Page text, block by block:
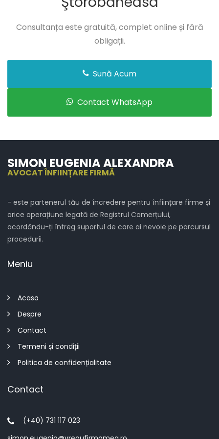
Consultanța este gratuită, complet online și fără
obligații.
Sună Acum
Contact WhatsApp
SIMON EUGENIA ALEXANDRA
AVOCAT ÎNFIINȚARE FIRMĂ
- este partenerul tău de încredere pentru înființare firme și
orice operațiune legată de Registrul Comerțului,
acordându-ți întreg suportul de care ai nevoie pe parcursul
procedurii.
Meniu
Acasa
Despre
Contact
Termeni și condiții
Politica de confidențialitate
Contact
(+40) 731 117 023